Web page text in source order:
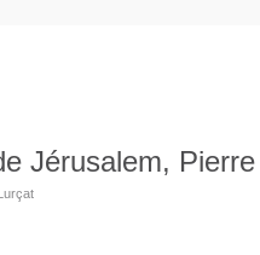
Jérusalem,